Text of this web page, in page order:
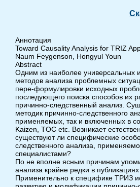
Аннотация
Toward Causality Analysis for TRIZ
Naum Feygenson, Hongyul Youn
Abstract
Одним из наиболее универсальных
методов анализа проблемных
пере-формулировки исходных
последующего поиска способов их
причинно-следственный анализ.
методик причинно-следственного
применяемых, так и включенных в
Kaizen, TOC etc. Возникает
существуют ли специфические
следственного анализа,
специалистами?
По не вполне ясным причинам
анализа крайне редки в
Применительно к специфике ТРИЗ